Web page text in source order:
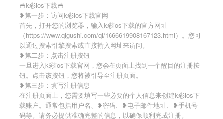
🥣k彩ios下载🥣
❥第一步：访问k彩ios下载官网
首先，打开您的浏览器，输入k彩ios下载的官方网址
（https://www.qigushi.com/qi/1666619908167123.html）。您可
以通过搜索引擎搜索或直接输入网址来访问。
❥第二步：点击注册按钮
一旦进入k彩ios下载官网，您会在页面上找到一个醒目的注册按
钮。点击该按钮，您将被引导至注册页面。
❥第三步：填写注册信息
在注册页面上，您需要填写一些必要的个人信息来创建k彩ios下
载账户。通常包括用户名、❥密码、❥电子邮件地址、❥手机号
码等。请务必提供准确完整的信息，以确保顺利完成注册。